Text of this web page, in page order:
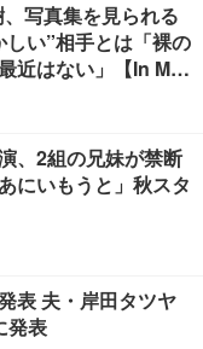
写真集を見られる
い”相手とは「裸の
近はない」【In Moti
、2組の兄妹が禁断
にいもうと」秋スタ
表 夫・岸田タツヤ
発表